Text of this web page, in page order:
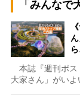
「みんな
本誌『週刊ポス
大家さん」がい